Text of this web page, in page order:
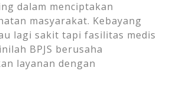
dalam menciptakan
masyarakat. Kebayang
lagi sakit tapi fasilitas medis
BPJS berusaha
layanan dengan